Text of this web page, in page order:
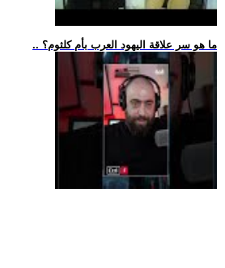
.. ما هو سر علاقة اليهود العرب بأم كلثوم؟